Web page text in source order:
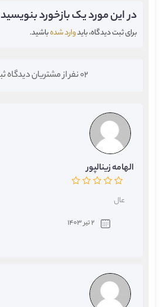
در این مورد یک بازخورد بنویسید
برای ثبت دیدگاه، بایدوارد شدهباشید.
02 نفر از مشتریان دیدگاه ثبت کرده‌اند
الهامه زینالپور
عال
2 تیر 1403